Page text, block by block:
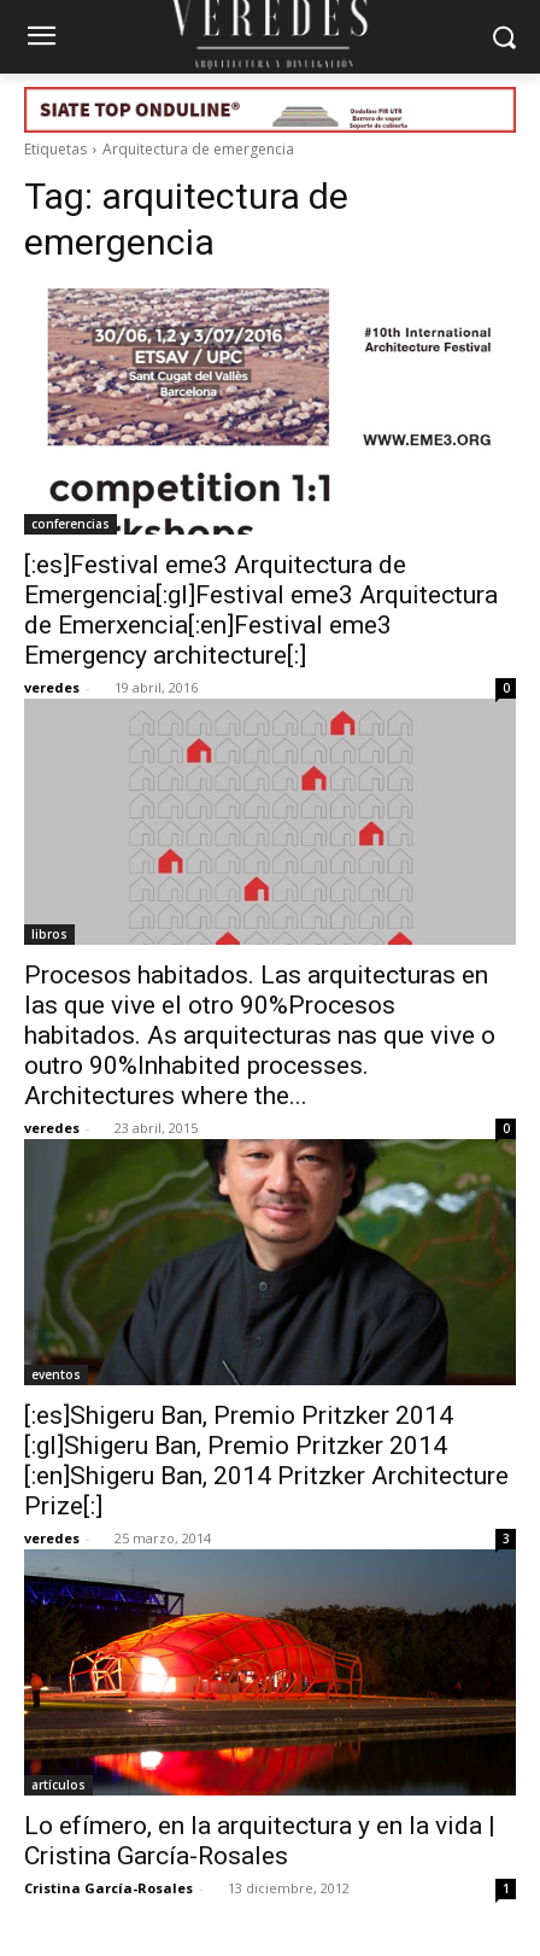
Etiquetas Arquitectura de emergencia
Tag: arquitectura de
emergencia
conferencias
[:es]Festival eme3 Arquitectura de
Emergencia[:gl]Festival eme3 Arquitectura
de Emerxencia[:en]Festival eme3
Emergency architecture[:]
veredes - 19 abril, 2016 0
libros
Procesos habitados. Las arquitecturas en
las que vive el otro 90%Procesos
habitados. As arquitecturas nas que vive o
outro 90%Inhabited processes.
Architectures where the...
veredes - 23 abril, 2015 0
eventos
[:es]Shigeru Ban, Premio Pritzker 2014
[:gl]Shigeru Ban, Premio Pritzker 2014
[:en]Shigeru Ban, 2014 Pritzker Architecture
Prize[:]
veredes - 25 marzo, 2014 3
artículos
Lo efímero, en la arquitectura y en la vida |
Cristina García-Rosales
Cristina García-Rosales - 13 diciembre, 2012 1